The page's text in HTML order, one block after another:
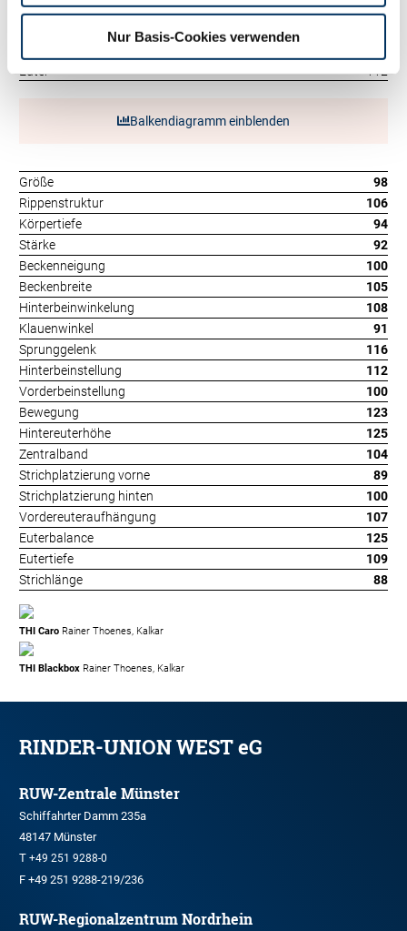
Nur Basis-Cookies verwenden
Milchtyp
126
Euter
112
Balkendiagramm einblenden
Größe
98
Rippenstruktur
106
Körpertiefe
94
Stärke
92
Beckenneigung
100
Beckenbreite
105
Hinterbeinwinkelung
108
Klauenwinkel
91
Sprunggelenk
116
Hinterbeinstellung
112
Vorderbeinstellung
100
Bewegung
123
Hintereuterhöhe
125
Zentralband
104
Strichplatzierung vorne
89
Strichplatzierung hinten
100
Vordereuteraufhängung
107
Euterbalance
125
Eutertiefe
109
Strichlänge
88
THI Caro Rainer Thoenes, Kalkar
THI Blackbox Rainer Thoenes, Kalkar
RINDER-UNION WEST eG
RUW-Zentrale Münster
Schiffahrter Damm 235a
48147 Münster
T +49 251 9288-0
F +49 251 9288-219/236
RUW-Regionalzentrum Nordrhein